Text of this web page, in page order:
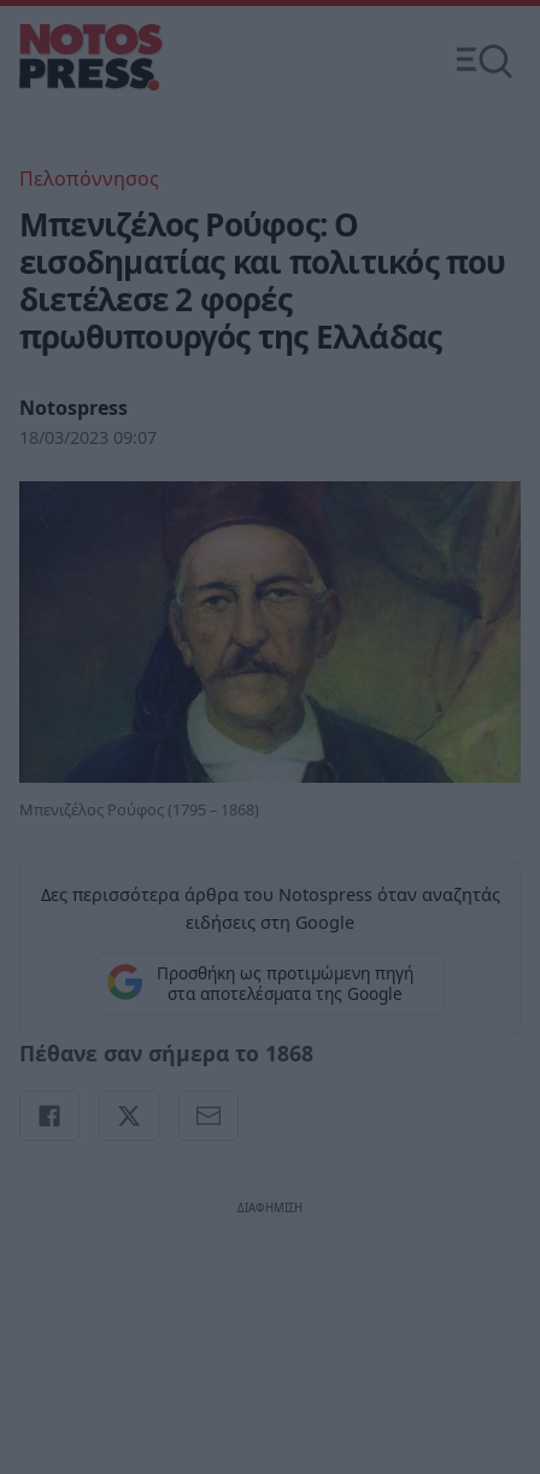
Πελοπόννησος
Μπενιζέλος Ρούφος: Ο
εισοδηματίας και πολιτικός που
διετέλεσε 2 φορές
πρωθυπουργός της Ελλάδας
Notospress
18/03/2023 09:07
Μπενιζέλος Ρούφος (1795 – 1868)
Δες περισσότερα άρθρα του Notospress όταν αναζητάς
ειδήσεις στη Google
Προσθήκη ως προτιμώμενη πηγή
στα αποτελέσματα της Google
Πέθανε σαν σήμερα το 1868